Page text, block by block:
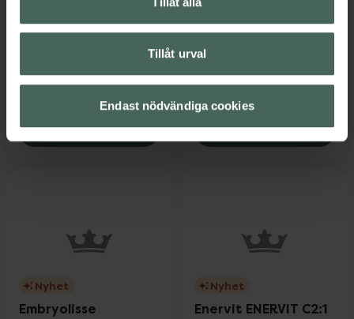
Tillåt urval
Endast nödvändiga cookies
60 kapslar
Pris online
339 kr
KöpNärokällan E-vitaminkomplex 400IE,
Energigel 60 ml
Pris online
KöpEnervit
Nyhet
Embryolisse
Nyhet
Enervit ENERVIT C2:1